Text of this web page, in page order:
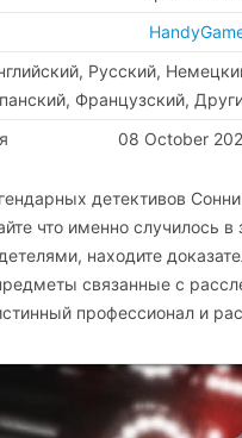
Русский,
Французский,
08 October
детективов
что именно случилось
находите
связанные с
профессионал и